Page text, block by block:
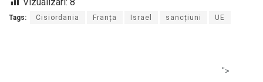
Tags: Cisiordania Franța Israel sancțiuni UE
">